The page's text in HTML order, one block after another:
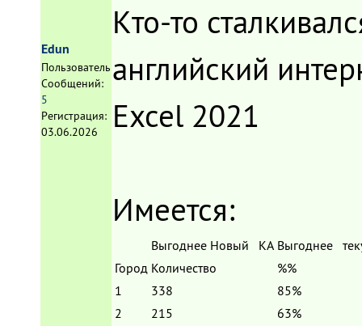
Edun
Пользователь
Сообщений:
5
Регистрация:
03.06.2026
Кто-то
английский
Excel 2021
Имеется:
Выгоднее Новый КА Выгоднее
Город Количество
%%
1
338
85%
2
215
63%